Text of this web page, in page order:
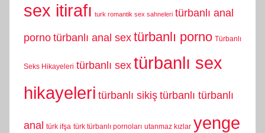
sex itirafı turk romantik sex sahneleri türbanlı anal
porno türbanlı anal sex türbanlı porno Türbanlı
Seks Hikayeleri türbanlı sex türbanlı sex
hikayeleri türbanlı sikiş türbanlı türbanlı
anal türk ifşa türk türbanlı pornoları utanmaz kızlar yenge